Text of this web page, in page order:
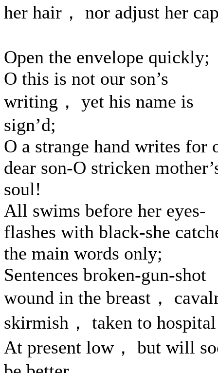
her hair， nor adjust her
Open the envelope quickly;
O this is not our son’s
writing， yet his name is
sign’d;
O a strange hand writes for
dear son-O stricken
soul!
All swims before her eyes-
flashes with black-she
the main words only;
Sentences broken-gun-shot
wound in the breast，
skirmish， taken to
At present low， but will